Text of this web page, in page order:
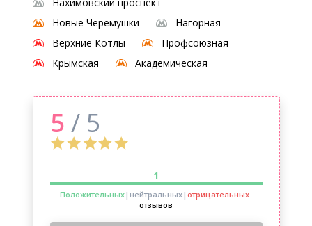
Новые Черемушки
Нагорная
Верхние Котлы
Профсоюзная
Крымская
Академическая
5 / 5
1
Положительных|нейтральных| отрицательных
отзывов